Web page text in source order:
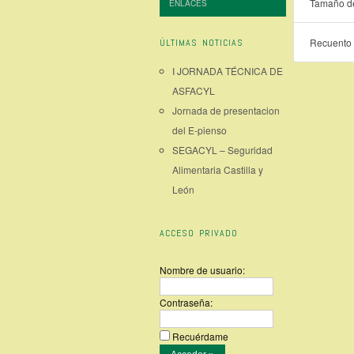
ENLACES
ÚLTIMAS NOTICIAS
I JORNADA TÉCNICA DE
ASFACYL
Jornada de presentacion
del E-pienso
SEGACYL – Seguridad
Alimentaria Castilla y
León
ACCESO PRIVADO
Nombre de usuario:
Contraseña:
Recuérdame
Tamaño